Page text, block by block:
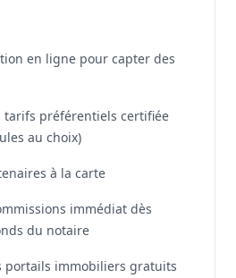
en ligne pour capter des
tarifs préférentiels certifiée
au choix)
à la carte
immédiat dès
du notaire
portails immobiliers gratuits